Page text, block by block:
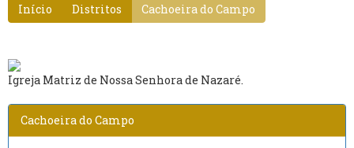
Início Distritos Cachoeira do Campo
Igreja Matriz de Nossa Senhora de Nazaré.
Cachoeira do Campo